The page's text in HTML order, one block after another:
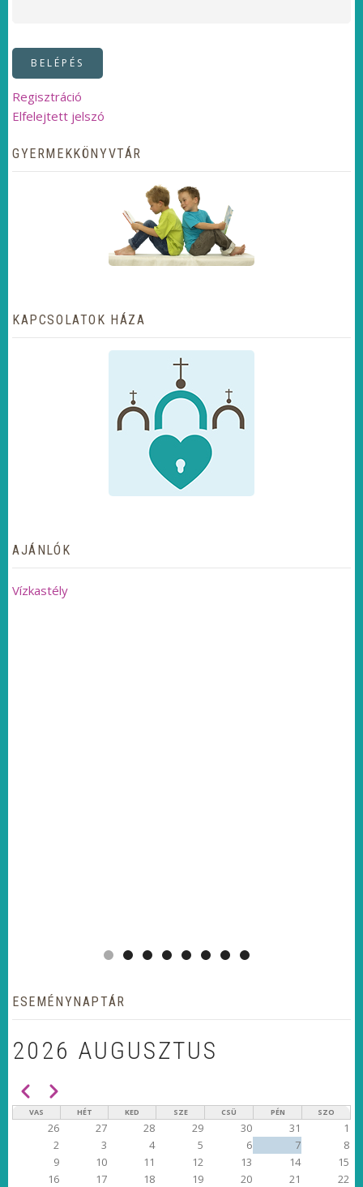
Regisztráció
Elfelejtett jelszó
GYERMEKKÖNYVTÁR
KAPCSOLATOK HÁZA
AJÁNLÓK
Vízkastély
ESEMÉNYNAPTÁR
2026 AUGUSZTUS
OLDALSZÁMOZÁS
Előző Következő
VAS HÉT KED SZE CSÜ PÉN SZO
26 27 28 29 30 31
1
2
3 4 5 6 7
8
9
10 11 12 13 14
15
16
17 18 19 20 21
22